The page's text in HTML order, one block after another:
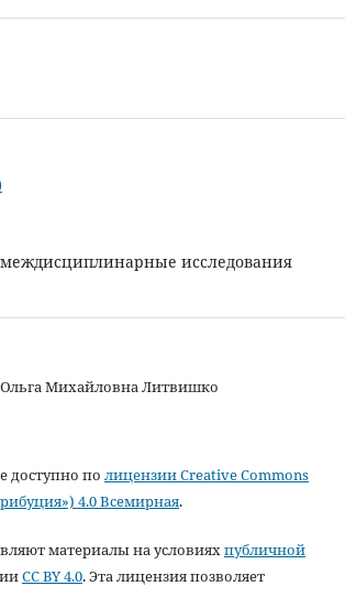
исследования
Ольга Михайловна Литвишко
доступно по лицензии Creative Commons
4.0 Всемирная.
материалы на условияхпубличной
CC BY 4.0. Эта лицензия позволяет